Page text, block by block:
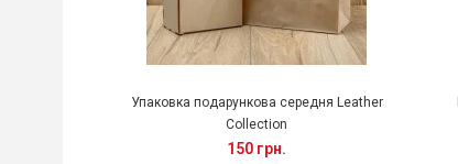
Упаковка подарункова середня Leather
Collection
150 грн.